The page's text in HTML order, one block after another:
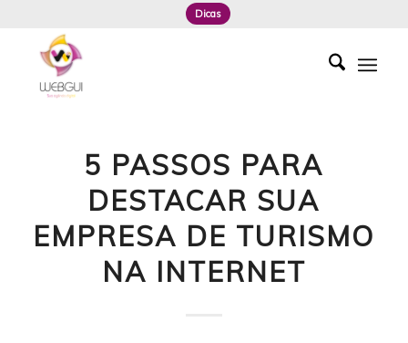
Dicas
5 PASSOS PARA
DESTACAR SUA
EMPRESA DE TURISMO
NA INTERNET